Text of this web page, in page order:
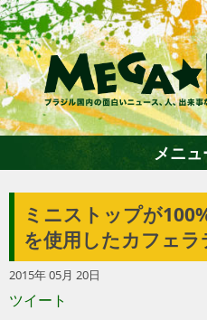
ホ
メニ
ミニストップが
を使用したカフェ
2015年 05月 20日
ツイート